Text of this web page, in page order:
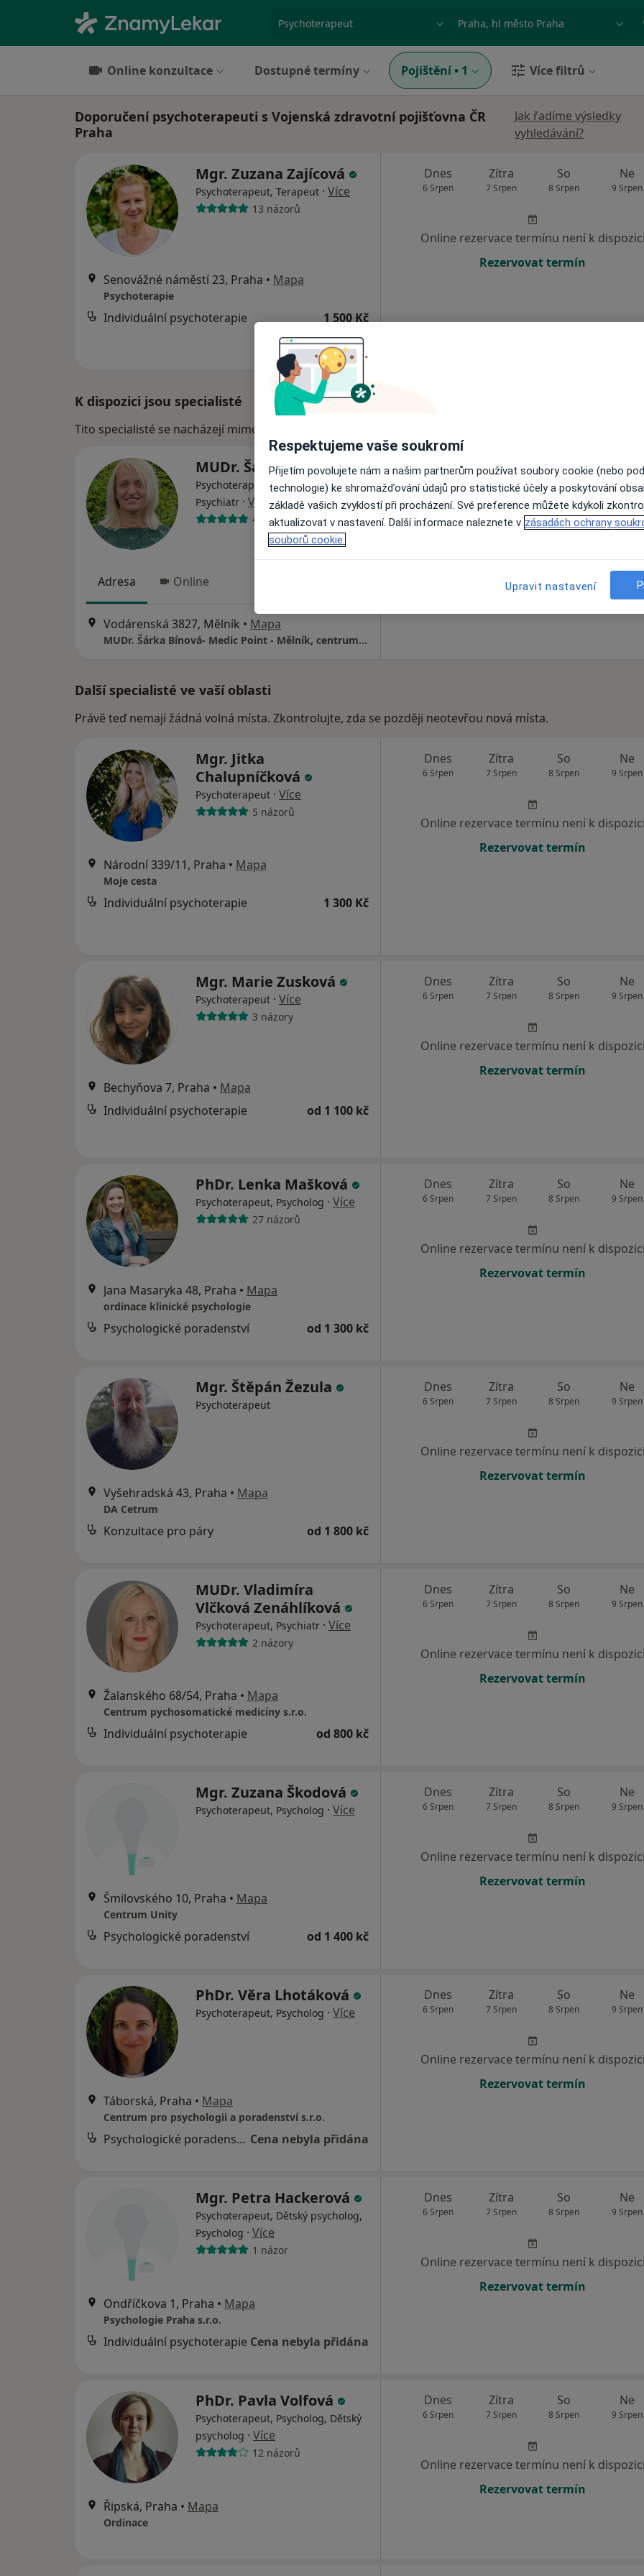
Město nebo region
Online konzultace Dostupné termíny Pojištění • 1 Více filtrů
Doporučení psychoterapeuti s Vojenská zdravotní pojišťovna ČR
Praha
Jak řadíme výsledky
vyhledávání?
Mgr. Zuzana Zajícová
Psychoterapeut, Terapeut · Více
13 názorů
Senovážné náměstí 23, Praha • Mapa
Psychoterapie
Individuální psychoterapie 1 500 Kč
Dnes
6 Srpen
Zítra
7 Srpen
So
8 Srpen
Ne
9 Srpen
Online rezervace termínu není k dispozici
Rezervovat termín
K dispozici jsou specialisté
Tito specialisté se nacházejí mimo Praha, hl město Praha, v oblastech blízkých vašemu vyhledávání.
MUDr. Šárka Bínová
Psychoterapeut, Dětský psychiatr,
Psychiatr · Více
427 názorů
Adresa Online
Vodárenská 3827, Mělník • Mapa
MUDr. Šárka Bínová- Medic Point - Mělník, centrum léčby a prevence. Na první vyšetření je potřeba konzultaci zarezervovat v délce 2x30 minut, na kontrolní pouze 1x30 minut, pokud jinak neurčí lékař.
Dnes
6 Srpen
Zítra
7 Srpen
So
8 Srpen
Ne
9 Srpen
Online rezervace termínu není k
Další specialisté ve vaší oblasti
Právě teď nemají žádná volná místa. Zkontrolujte, zda se později neotevřou nová místa.
Mgr. Jitka
Chalupníčková
Psychoterapeut · Více
5 názorů
Národní 339/11, Praha • Mapa
Moje cesta
Individuální psychoterapie 1 300 Kč
Dnes
6 Srpen
Zítra
7 Srpen
So
8 Srpen
Ne
9 Srpen
Online rezervace termínu není k dispozici
Rezervovat termín
Mgr. Marie Zusková
Psychoterapeut · Více
3 názory
Bechyňova 7, Praha • Mapa
Individuální psychoterapie
od 1 100 kč
Dnes
6 Srpen
Zítra
7 Srpen
So
8 Srpen
Ne
9 Srpen
Online rezervace termínu není k dispozici
Rezervovat termín
PhDr. Lenka Mašková
Psychoterapeut, Psycholog · Více
27 názorů
Jana Masaryka 48, Praha • Mapa
ordinace klinické psychologie
Psychologické poradenství od 1 300 kč
Dnes
6 Srpen
Zítra
7 Srpen
So
8 Srpen
Ne
9 Srpen
Online rezervace termínu není k dispozici
Rezervovat termín
Mgr. Štěpán Žezula
Psychoterapeut
Vyšehradská 43, Praha • Mapa
DA Cetrum
Konzultace pro páry od 1 800 kč
Dnes
6 Srpen
Zítra
7 Srpen
So
8 Srpen
Ne
9 Srpen
Online rezervace termínu není k dispozici
Rezervovat termín
MUDr. Vladimíra
Vlčková Zenáhlíková
Psychoterapeut, Psychiatr · Více
2 názory
Žalanského 68/54, Praha • Mapa
Centrum pychosomatické medicíny s.r.o.
Individuální psychoterapie od 800 kč
Dnes
6 Srpen
Zítra
7 Srpen
So
8 Srpen
Ne
9 Srpen
Online rezervace termínu není k dispozici
Rezervovat termín
Mgr. Zuzana Škodová
Psychoterapeut, Psycholog · Více
Šmilovského 10, Praha • Mapa
Centrum Unity
Psychologické poradenství od 1 400 kč
Dnes
6 Srpen
Zítra
7 Srpen
So
8 Srpen
Ne
9 Srpen
Online rezervace termínu není k dispozici
Rezervovat termín
PhDr. Věra Lhotáková
Psychoterapeut, Psycholog · Více
Táborská, Praha • Mapa
Centrum pro psychologii a poradenství s.r.o.
Psychologické poradenství Cena nebyla přidána
Dnes
6 Srpen
Zítra
7 Srpen
So
8 Srpen
Ne
9 Srpen
Online rezervace termínu není k dispozici
Rezervovat termín
Mgr. Petra Hackerová
Psychoterapeut, Dětský psycholog,
Psycholog · Více
1 názor
Ondříčkova 1, Praha • Mapa
Psychologie Praha s.r.o.
Individuální psychoterapie Cena nebyla přidána
Dnes
6 Srpen
Zítra
7 Srpen
So
8 Srpen
Ne
9 Srpen
Online rezervace termínu není k dispozici
Rezervovat termín
PhDr. Pavla Volfová
Psychoterapeut, Psycholog, Dětský
psycholog · Více
12 názorů
Řipská, Praha • Mapa
Ordinace
Dnes
6 Srpen
Zítra
7 Srpen
So
8 Srpen
Ne
9 Srpen
Online rezervace termínu není k dispozici
Rezervovat termín
Respektujeme vaše soukromí
Přijetím povolujete nám a našim partnerům používat soubory cookie (nebo
technologie) ke shromažďování údajů pro statistické účely a poskytování
základě vašich zvyklostí při procházení. Své preference můžete kdykoli
aktualizovat v nastavení. Další informace naleznete v zásadách ochrany
souborů cookie.
Upravit nastavení